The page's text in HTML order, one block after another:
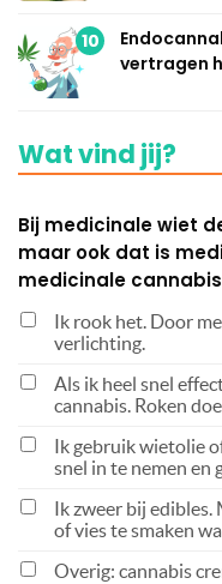
10
vertragen
Wat vind jij?
Bij medicinale wiet
maar ook dat is
medicinale
Ik rook het. Door
verlichting.
Als ik heel snel
cannabis. Roken
Ik gebruik wietolie
snel in te nemen en
Ik zweer bij
of vies te smaken
Overig: cannabis